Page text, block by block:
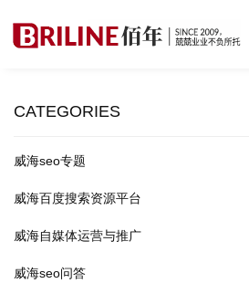
CATEGORIES
威海seo专题
威海百度搜索资源平台
威海自媒体运营与推广
威海seo问答